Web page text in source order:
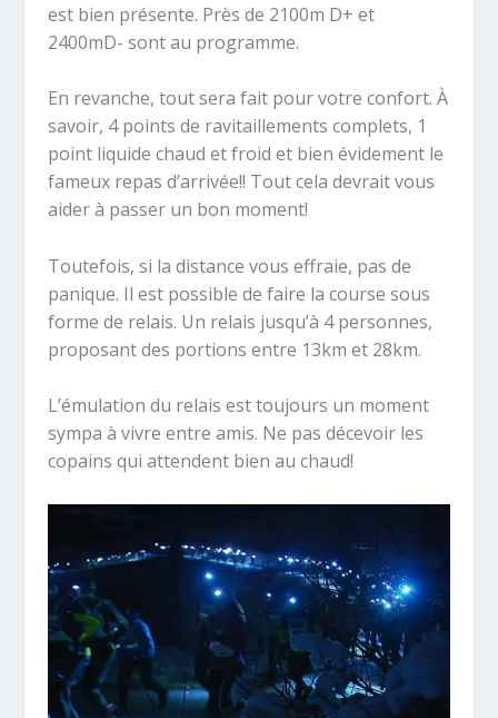
est bien présente. Près de 2100m D+ et
2400mD- sont au programme.
En revanche, tout sera fait pour votre confort. À
savoir, 4 points de ravitaillements complets, 1
point liquide chaud et froid et bien évidement le
fameux repas d’arrivée!! Tout cela devrait vous
aider à passer un bon moment!
Toutefois, si la distance vous effraie, pas de
panique. Il est possible de faire la course sous
forme de relais. Un relais jusqu’à 4 personnes,
proposant des portions entre 13km et 28km.
L’émulation du relais est toujours un moment
sympa à vivre entre amis. Ne pas décevoir les
copains qui attendent bien au chaud!